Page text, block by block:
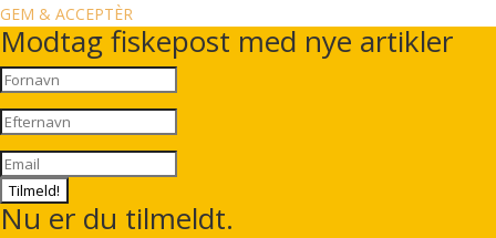
GEM & ACCEPTÈR
Modtag fiskepost med nye artikler
Tilmeld!
Nu er du tilmeldt.